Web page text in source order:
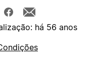
há 56 anos